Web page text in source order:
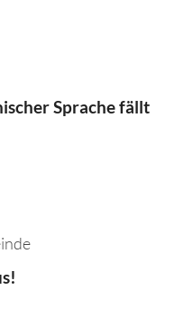
Sprache fällt